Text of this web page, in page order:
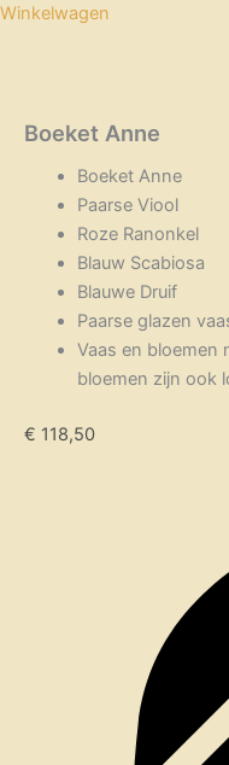
Winkelwagen
Boeket Anne
Boeket Anne
Paarse Viool
Roze Ranonkel
Blauw Scabiosa
Blauwe Druif
Paarse glazen
Vaas en bloemen
bloemen zijn ook
€ 118,50